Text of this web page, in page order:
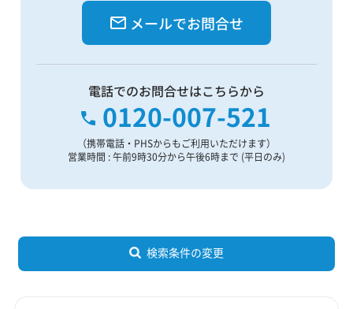
メールでお問合せ
電話でのお問合せはこちらから
0120-007-521
（携帯電話・PHSからもご利用いただけます）
営業時間 : 午前9時30分から午後6時まで (平日のみ)
検索条件の変更